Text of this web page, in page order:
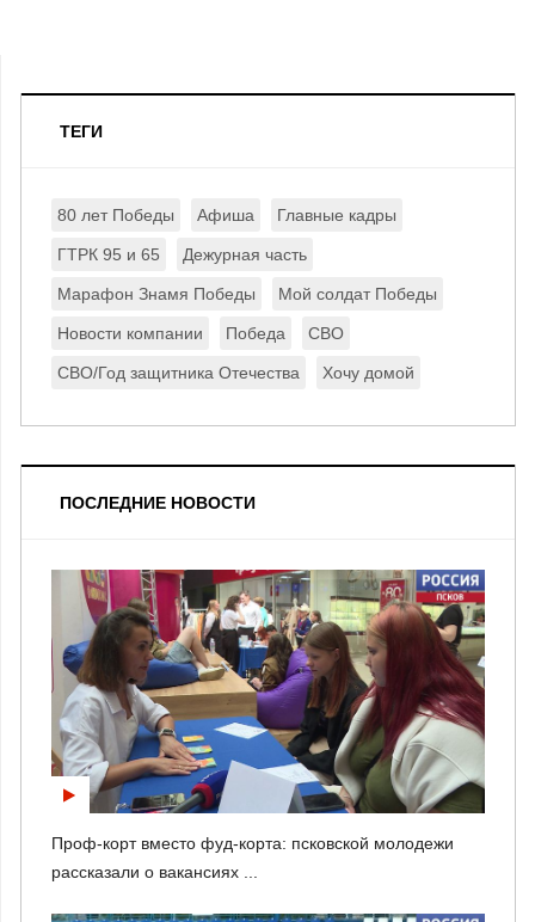
ТЕГИ
80 лет Победы Афиша Главные кадры
ГТРК 95 и 65 Дежурная часть
Марафон Знамя Победы Мой солдат Победы
Новости компании Победа СВО
СВО/Год защитника Отечества Хочу домой
ПОСЛЕДНИЕ НОВОСТИ
Проф-корт вместо фуд-корта: псковской молодежи
рассказали о вакансиях ...